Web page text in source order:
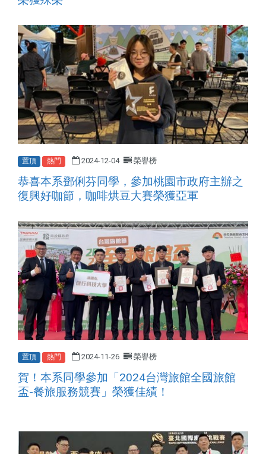
置頂 熱門 2024-12-04 榮譽榜
恭喜本系鄧俐芬同學，參加桃園市政府主辦之
復興好咖節，咖啡烘豆大賽榮獲亞軍
置頂 熱門 2024-11-26 榮譽榜
賀！本系同學參加「2024台灣旅館全國旅館
盃-餐旅服務競賽」榮獲佳績！